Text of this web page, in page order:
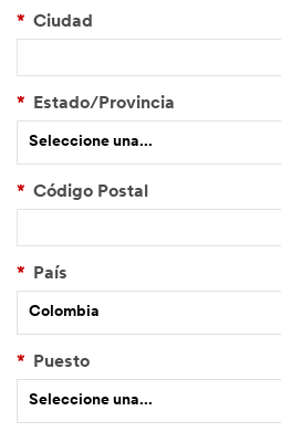
* Ciudad
* Estado/Provincia
Seleccione una...
* Código Postal
* País
Colombia
* Puesto
Seleccione una...